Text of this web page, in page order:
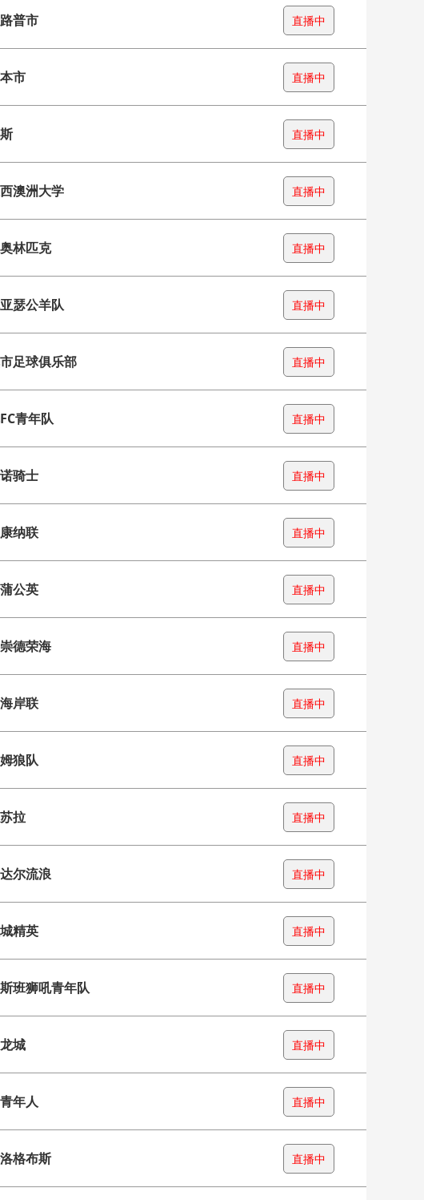
普市 直播中
市 直播中
直播中
澳洲大学 直播中
林匹克 直播中
瑟公羊队 直播中
足球俱乐部 直播中
青年队 直播中
骑士 直播中
纳联 直播中
公英 直播中
德荣海 直播中
岸联 直播中
狼队 直播中
拉 直播中
尔流浪 直播中
精英 直播中
班狮吼青年队 直播中
城 直播中
年人 直播中
格布斯 直播中